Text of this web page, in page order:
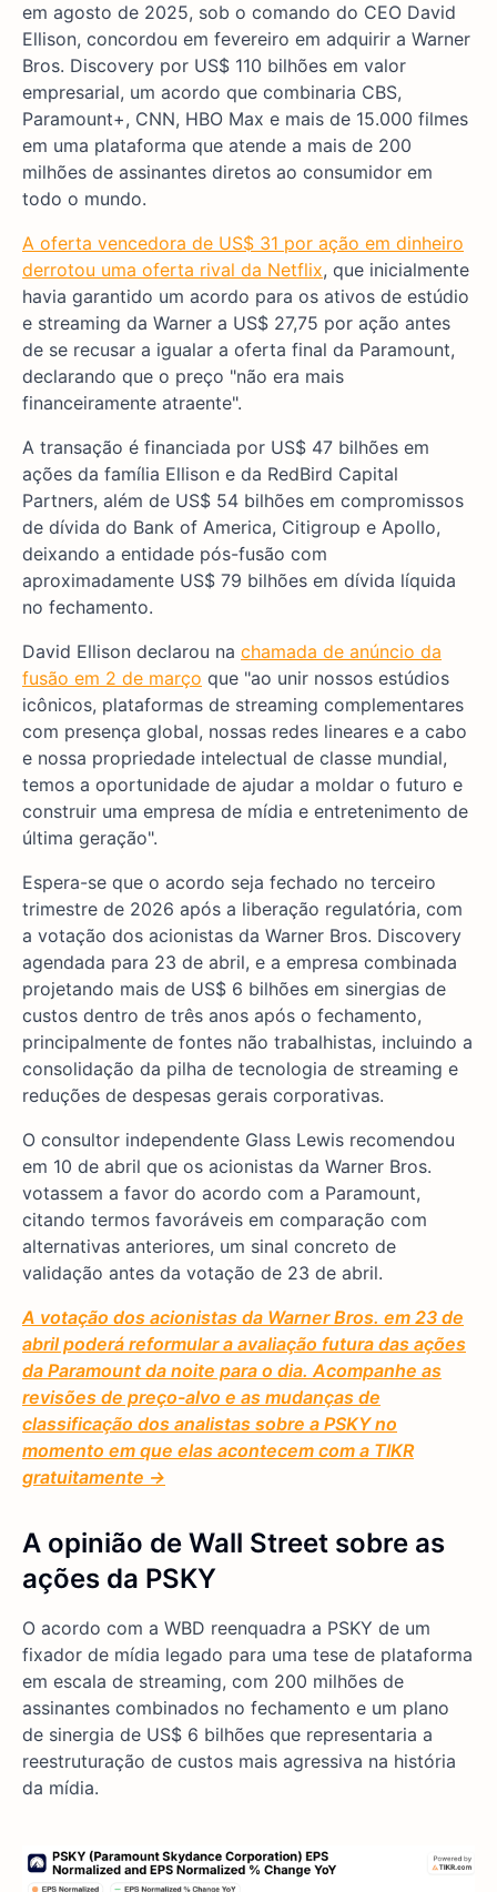
em agosto de 2025, sob o comando do CEO David
Ellison, concordou em fevereiro em adquirir a Warner
Bros. Discovery por US$ 110 bilhões em valor
empresarial, um acordo que combinaria CBS,
Paramount+, CNN, HBO Max e mais de 15.000 filmes
em uma plataforma que atende a mais de 200
milhões de assinantes diretos ao consumidor em
todo o mundo.
A oferta vencedora de US$ 31 por ação em dinheiro
derrotou uma oferta rival da Netflix, que inicialmente
havia garantido um acordo para os ativos de estúdio
e streaming da Warner a US$ 27,75 por ação antes
de se recusar a igualar a oferta final da Paramount,
declarando que o preço "não era mais
financeiramente atraente".
A transação é financiada por US$ 47 bilhões em
ações da família Ellison e da RedBird Capital
Partners, além de US$ 54 bilhões em compromissos
de dívida do Bank of America, Citigroup e Apollo,
deixando a entidade pós-fusão com
aproximadamente US$ 79 bilhões em dívida líquida
no fechamento.
David Ellison declarou na chamada de anúncio da
fusão em 2 de março que "ao unir nossos estúdios
icônicos, plataformas de streaming complementares
com presença global, nossas redes lineares e a cabo
e nossa propriedade intelectual de classe mundial,
temos a oportunidade de ajudar a moldar o futuro e
construir uma empresa de mídia e entretenimento de
última geração".
Espera-se que o acordo seja fechado no terceiro
trimestre de 2026 após a liberação regulatória, com
a votação dos acionistas da Warner Bros. Discovery
agendada para 23 de abril, e a empresa combinada
projetando mais de US$ 6 bilhões em sinergias de
custos dentro de três anos após o fechamento,
principalmente de fontes não trabalhistas, incluindo a
consolidação da pilha de tecnologia de streaming e
reduções de despesas gerais corporativas.
O consultor independente Glass Lewis recomendou
em 10 de abril que os acionistas da Warner Bros.
votassem a favor do acordo com a Paramount,
citando termos favoráveis em comparação com
alternativas anteriores, um sinal concreto de
validação antes da votação de 23 de abril.
A votação dos acionistas da Warner Bros. em 23 de
abril poderá reformular a avaliação futura das ações
da Paramount da noite para o dia. Acompanhe as
revisões de preço-alvo e as mudanças de
classificação dos analistas sobre a PSKY no
momento em que elas acontecem com a TIKR
gratuitamente →
A opinião de Wall Street sobre as
ações da PSKY
O acordo com a WBD reenquadra a PSKY de um
fixador de mídia legado para uma tese de plataforma
em escala de streaming, com 200 milhões de
assinantes combinados no fechamento e um plano
de sinergia de US$ 6 bilhões que representaria a
reestruturação de custos mais agressiva na história
da mídia.